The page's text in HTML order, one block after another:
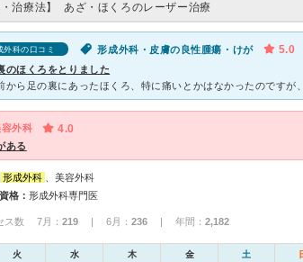
治療法】
あざ・ほくろのレーザー治療
外科の口コミ 形成外科・皮膚の良性腫瘍・けが 5.0
のほくろをとりました
外科 4.0
ある
形成外科
、美容外科
格： 形成外科専門医
ス数 7月： 219 | 6月： 236 | 年間： 2,182
火 水 木 金 土